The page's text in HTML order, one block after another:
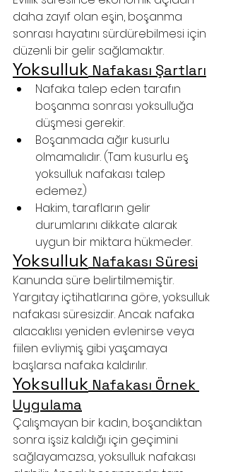
daha zayıf olan eşin, boşanma
sonrası hayatını sürdürebilmesi için
düzenli bir gelir sağlamaktır.
Yoksulluk Nafakası Şartları
Nafaka talep eden tarafın
boşanma sonrası yoksulluğa
düşmesi gerekir.
Boşanmada ağır kusurlu
olmamalıdır. (Tam kusurlu eş
yoksulluk nafakası talep
edemez.)
Hakim, tarafların gelir
durumlarını dikkate alarak
uygun bir miktara hükmeder.
Yoksulluk Nafakası Süresi
Kanunda süre belirtilmemiştir.
Yargıtay içtihatlarına göre, yoksulluk
nafakası süresizdir. Ancak nafaka
alacaklısı yeniden evlenirse veya
fiilen evliymiş gibi yaşamaya
başlarsa nafaka kaldırılır.
Yoksulluk Nafakası Örnek
Uygulama
Çalışmayan bir kadın, boşandıktan
sonra işsiz kaldığı için geçimini
sağlayamazsa, yoksulluk nafakası